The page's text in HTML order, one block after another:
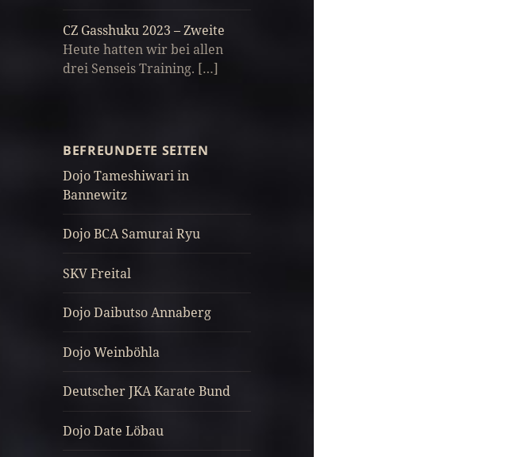
CZ Gasshuku 2023 – Zweite
Heute hatten wir bei allen
drei Senseis Training. […]
BEFREUNDETE SEITEN
Dojo Tameshiwari in
Bannewitz
Dojo BCA Samurai Ryu
SKV Freital
Dojo Daibutso Annaberg
Dojo Weinböhla
Deutscher JKA Karate Bund
Dojo Date Löbau